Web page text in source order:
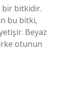
bir bitkidir.
bu bitki,
Beyaz
otunun